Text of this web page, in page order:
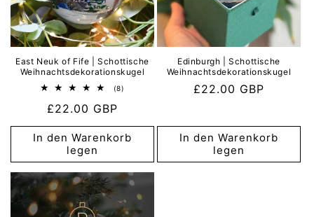
East Neuk of Fife | Schottische
Weihnachtsdekorationskugel
(8)
Normaler
Preis
£22.00 GBP
In den Warenkorb
legen
Edinburgh | Schottische
Weihnachtsdekorationskugel
Normaler
£22.00 GBP
In den Warenkorb
legen